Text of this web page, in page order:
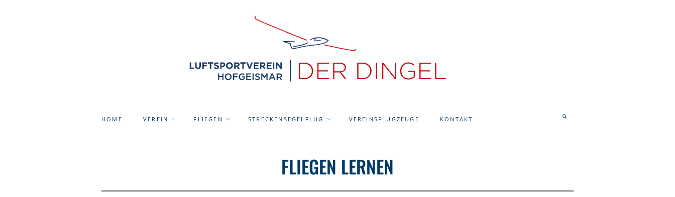
HOME VEREIN FLIEGEN STRECKENSEGELFLUG VEREINSFLUGZEUGE KONTAKT
FLIEGEN LERNEN